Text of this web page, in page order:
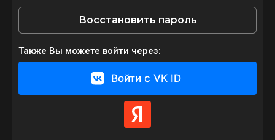
Восстановить пароль
Также Вы можете войти через:
Войти с VK ID